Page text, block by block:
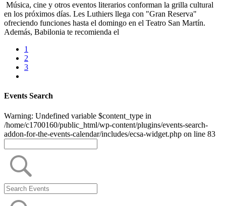
Música, cine y otros eventos literarios conforman la grilla cultural
en los próximos días. Les Luthiers llega con "Gran Reserva"
ofreciendo funciones hasta el domingo en el Teatro San Martín.
Además, Babilonia te recomienda el
1
2
3
Events Search
Warning: Undefined variable $content_type in
/home/c1700160/public_html/wp-content/plugins/events-search-
addon-for-the-events-calendar/includes/ecsa-widget.php on line 83